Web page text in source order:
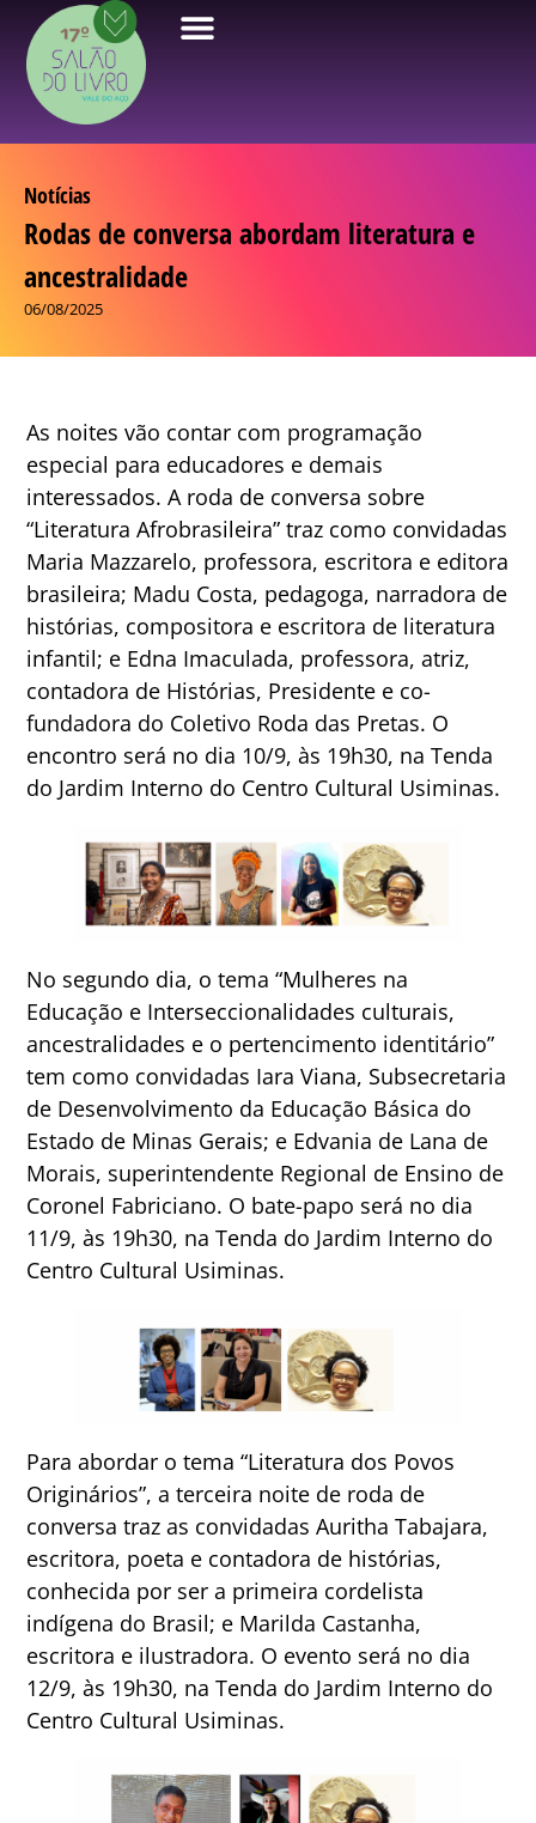
Notícias
Rodas de conversa abordam literatura e
ancestralidade
06/08/2025
As noites vão contar com programação
especial para educadores e demais
interessados. A roda de conversa sobre
“Literatura Afrobrasileira” traz como convidadas
Maria Mazzarelo, professora, escritora e editora
brasileira; Madu Costa, pedagoga, narradora de
histórias, compositora e escritora de literatura
infantil; e Edna Imaculada, professora, atriz,
contadora de Histórias, Presidente e co-
fundadora do Coletivo Roda das Pretas. O
encontro será no dia 10/9, às 19h30, na Tenda
do Jardim Interno do Centro Cultural Usiminas.
No segundo dia, o tema “Mulheres na
Educação e Interseccionalidades culturais,
ancestralidades e o pertencimento identitário”
tem como convidadas Iara Viana, Subsecretaria
de Desenvolvimento da Educação Básica do
Estado de Minas Gerais; e Edvania de Lana de
Morais, superintendente Regional de Ensino de
Coronel Fabriciano. O bate-papo será no dia
11/9, às 19h30, na Tenda do Jardim Interno do
Centro Cultural Usiminas.
Para abordar o tema “Literatura dos Povos
Originários”, a terceira noite de roda de
conversa traz as convidadas Auritha Tabajara,
escritora, poeta e contadora de histórias,
conhecida por ser a primeira cordelista
indígena do Brasil; e Marilda Castanha,
escritora e ilustradora. O evento será no dia
12/9, às 19h30, na Tenda do Jardim Interno do
Centro Cultural Usiminas.